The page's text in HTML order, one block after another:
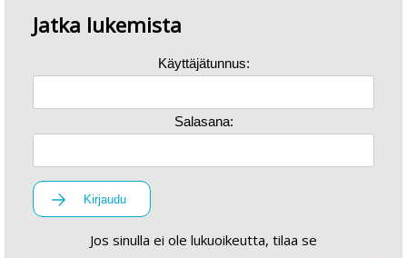
Jatka lukemista
Käyttäjätunnus:
Salasana:
Kirjaudu
Jos sinulla ei ole lukuoikeutta, tilaa se